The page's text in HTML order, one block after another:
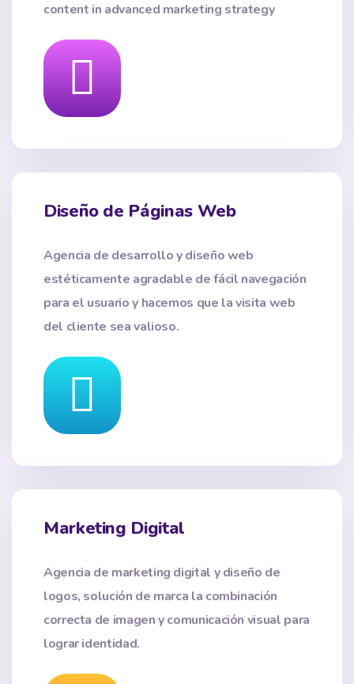
content in advanced marketing strategy
Diseño de Páginas Web
Agencia de desarrollo y diseño web
estéticamente agradable de fácil navegación
para el usuario y hacemos que la visita web
del cliente sea valioso.
Marketing Digital
Agencia de marketing digital y diseño de
logos, solución de marca la combinación
correcta de imagen y comunicación visual para
lograr identidad.